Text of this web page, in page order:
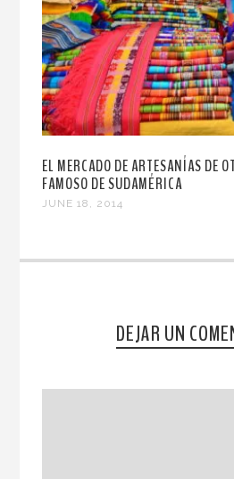
EL MERCADO DE ARTESANÍAS DE
FAMOSO DE SUDAMÉRICA
JUNE 18, 2014
DEJAR UN